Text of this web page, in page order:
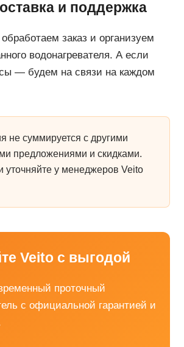
и поддержка
заказ и организуем
водонагревателя. А если
— будем на связи на каждом
не суммируется с другими
предложениями и скидками.
уточняйте у менеджеров Veito
Veito с выгодой
проточный
с официальной гарантией и